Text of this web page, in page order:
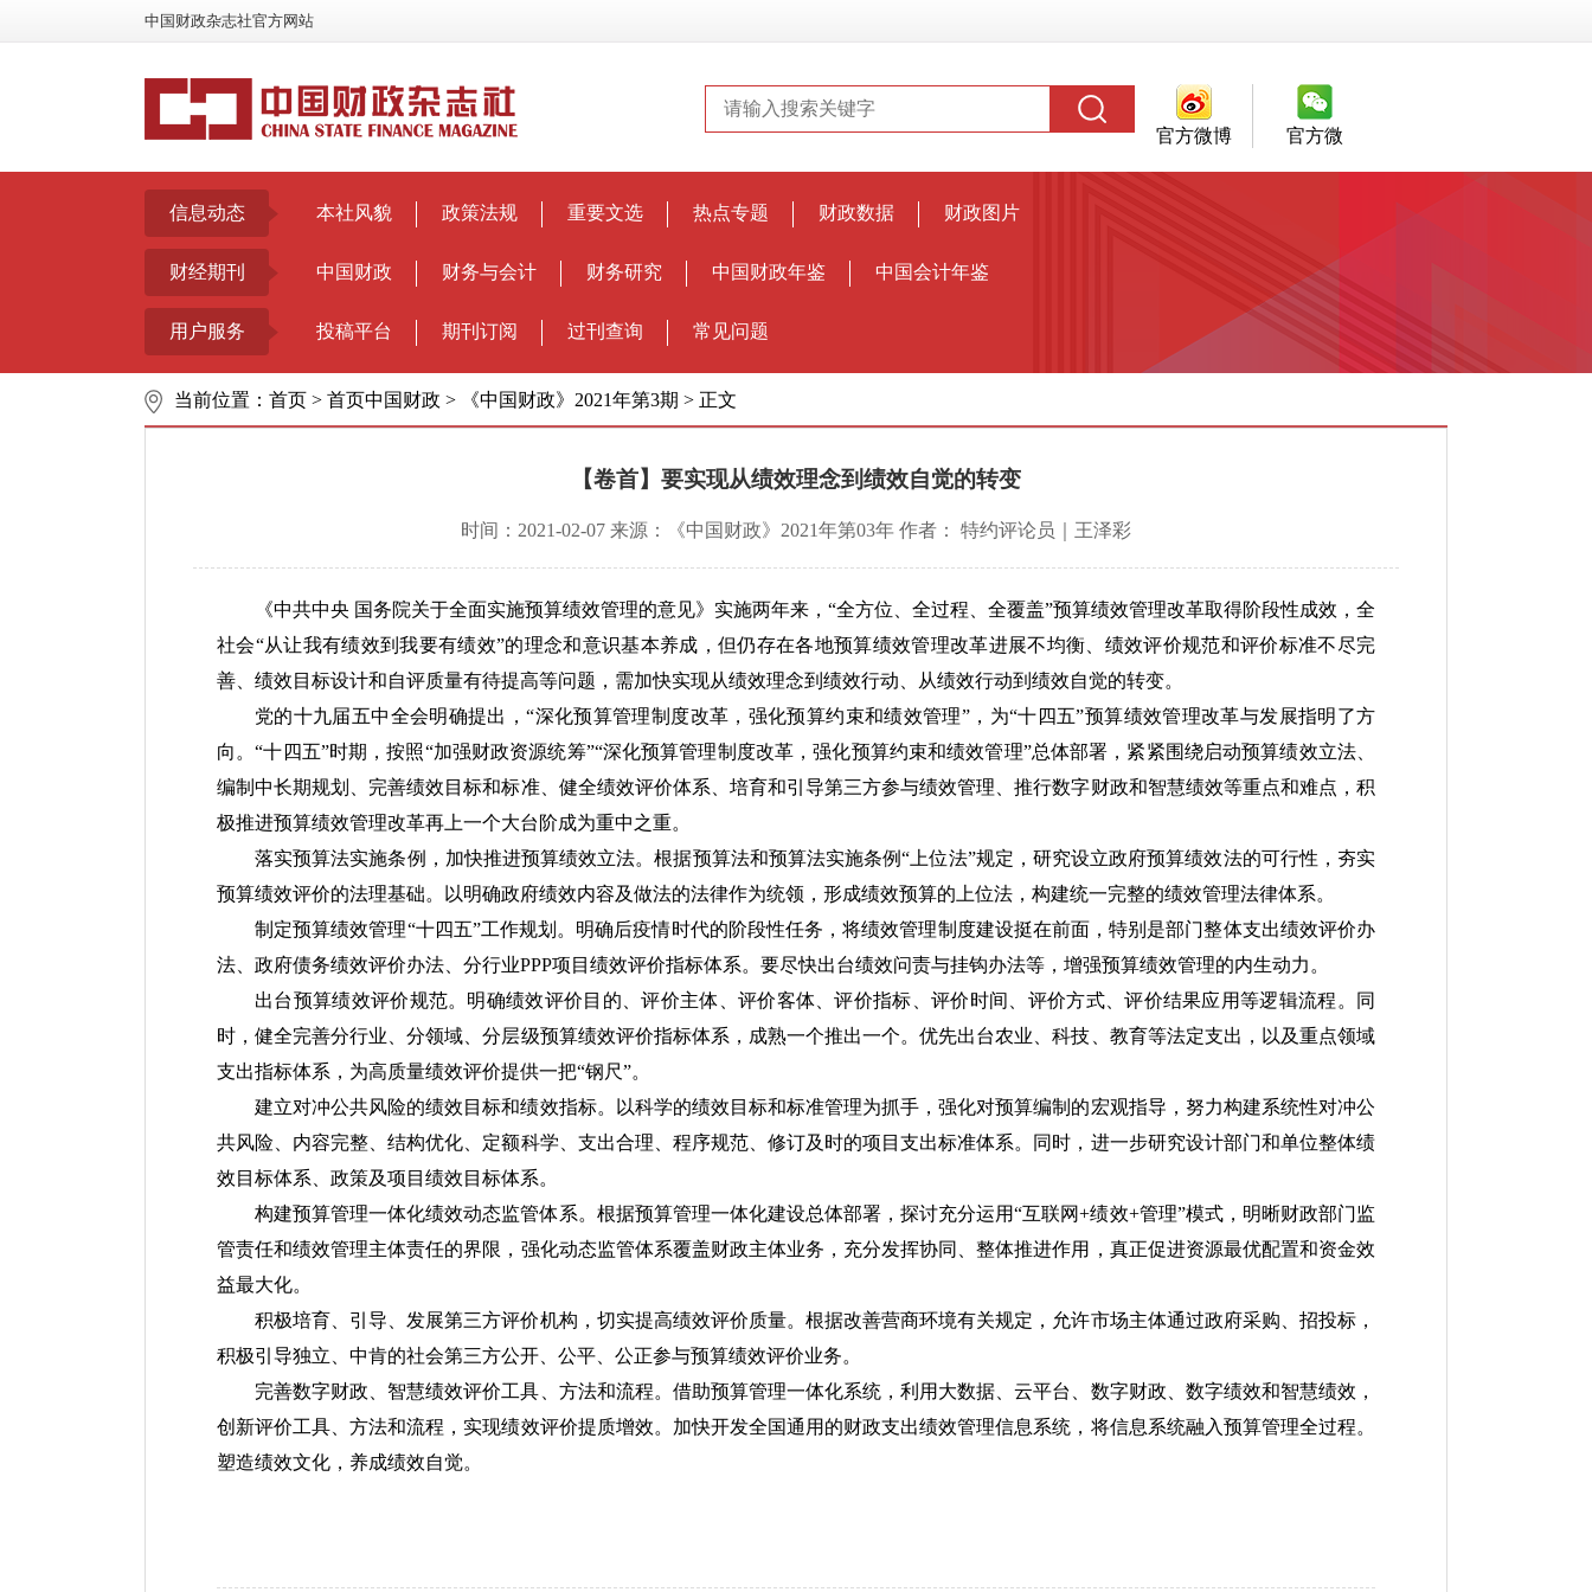
中国财政杂志社官方网站
官方微博
官方微
信息动态 本社风貌 政策法规 重要文选 热点专题 财政数据 财政图片
财经期刊 中国财政 财务与会计 财务研究 中国财政年鉴 中国会计年鉴
用户服务 投稿平台 期刊订阅 过刊查询 常见问题
当前位置： 首页 > 首页中国财政 > 《中国财政》2021年第3期 > 正文
【卷首】要实现从绩效理念到绩效自觉的转变
时间：2021-02-07 来源：《中国财政》2021年第03年 作者： 特约评论员｜王泽彩
《中共中央 国务院关于全面实施预算绩效管理的意见》实施两年来，“全方位、全过程、全覆盖”预算绩效管理改革取得阶段性成效，全
社会“从让我有绩效到我要有绩效”的理念和意识基本养成，但仍存在各地预算绩效管理改革进展不均衡、绩效评价规范和评价标准不尽完
善、绩效目标设计和自评质量有待提高等问题，需加快实现从绩效理念到绩效行动、从绩效行动到绩效自觉的转变。
党的十九届五中全会明确提出，“深化预算管理制度改革，强化预算约束和绩效管理”，为“十四五”预算绩效管理改革与发展指明了方
向。“十四五”时期，按照“加强财政资源统筹”“深化预算管理制度改革，强化预算约束和绩效管理”总体部署，紧紧围绕启动预算绩效立法、
编制中长期规划、完善绩效目标和标准、健全绩效评价体系、培育和引导第三方参与绩效管理、推行数字财政和智慧绩效等重点和难点，积
极推进预算绩效管理改革再上一个大台阶成为重中之重。
落实预算法实施条例，加快推进预算绩效立法。根据预算法和预算法实施条例“上位法”规定，研究设立政府预算绩效法的可行性，夯实
预算绩效评价的法理基础。以明确政府绩效内容及做法的法律作为统领，形成绩效预算的上位法，构建统一完整的绩效管理法律体系。
制定预算绩效管理“十四五”工作规划。明确后疫情时代的阶段性任务，将绩效管理制度建设挺在前面，特别是部门整体支出绩效评价办
法、政府债务绩效评价办法、分行业PPP项目绩效评价指标体系。要尽快出台绩效问责与挂钩办法等，增强预算绩效管理的内生动力。
出台预算绩效评价规范。明确绩效评价目的、评价主体、评价客体、评价指标、评价时间、评价方式、评价结果应用等逻辑流程。同
时，健全完善分行业、分领域、分层级预算绩效评价指标体系，成熟一个推出一个。优先出台农业、科技、教育等法定支出，以及重点领域
支出指标体系，为高质量绩效评价提供一把“钢尺”。
建立对冲公共风险的绩效目标和绩效指标。以科学的绩效目标和标准管理为抓手，强化对预算编制的宏观指导，努力构建系统性对冲公
共风险、内容完整、结构优化、定额科学、支出合理、程序规范、修订及时的项目支出标准体系。同时，进一步研究设计部门和单位整体绩
效目标体系、政策及项目绩效目标体系。
构建预算管理一体化绩效动态监管体系。根据预算管理一体化建设总体部署，探讨充分运用“互联网+绩效+管理”模式，明晰财政部门监
管责任和绩效管理主体责任的界限，强化动态监管体系覆盖财政主体业务，充分发挥协同、整体推进作用，真正促进资源最优配置和资金效
益最大化。
积极培育、引导、发展第三方评价机构，切实提高绩效评价质量。根据改善营商环境有关规定，允许市场主体通过政府采购、招投标，
积极引导独立、中肯的社会第三方公开、公平、公正参与预算绩效评价业务。
完善数字财政、智慧绩效评价工具、方法和流程。借助预算管理一体化系统，利用大数据、云平台、数字财政、数字绩效和智慧绩效，
创新评价工具、方法和流程，实现绩效评价提质增效。加快开发全国通用的财政支出绩效管理信息系统，将信息系统融入预算管理全过程。
塑造绩效文化，养成绩效自觉。